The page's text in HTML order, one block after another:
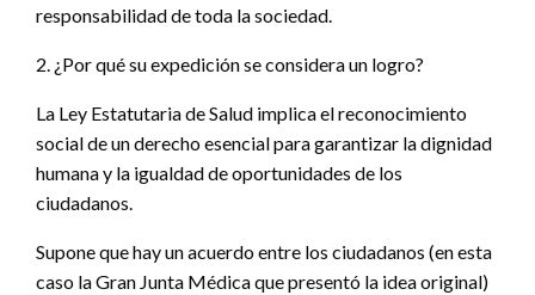
responsabilidad de toda la sociedad.
2. ¿Por qué su expedición se considera un logro?
La Ley Estatutaria de Salud implica el reconocimiento
social de un derecho esencial para garantizar la dignidad
humana y la igualdad de oportunidades de los
ciudadanos.
Supone que hay un acuerdo entre los ciudadanos (en esta
caso la Gran Junta Médica que presentó la idea original)